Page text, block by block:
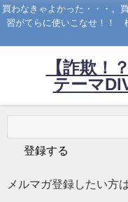
買わなきゃよかった・・・。
習がてらに使いこなせ！！
【詐欺！
テーマ
メルマガ登録したい方